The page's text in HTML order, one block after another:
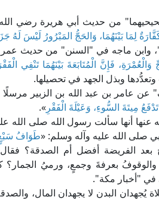
من حديث أبي هريرة رضي
لِمَا بَيْنَهُمَا، وَالحَجُّ المَبْرُورُ لَيْسَ لَهُ
وابن ماجه في "السنن" من حديث
وَالْعُمْرَةِ، فَإِنَّ الْمُتَابَعَةَ بَيْنَهُمَا تَنْفِي
وبذل الجهد في تحصيلها.
عامر بن عبد الله بن الزبير
مِيتَةَ السُّوءِ، وَعَيْلَةَ الْفَقْرِ ».
أنها سألت رسول الله صلى الله
صلى الله عليه وآله وسلم: «طَوَافُ سَبْعٍ
الفريضة أفضل أم الصدقة؟ فقال:
والوقوفُ بعرفةَ وجمعٍ، ورميُ
"أخبار مكة".
يُجهدان البدن لا يجهدان المال،